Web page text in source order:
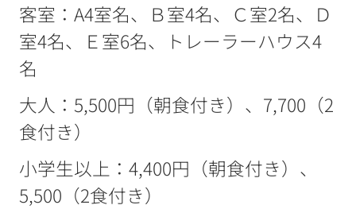
客室：A4室名、Ｂ室4名、Ｃ室2名、Ｄ
室4名、Ｅ室6名、トレーラーハウス4
名
大人：5,500円（朝食付き）、7,700（2
食付き）
小学生以上：4,400円（朝食付き）、
5,500（2食付き）